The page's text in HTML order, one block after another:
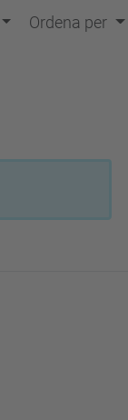
Ordena per